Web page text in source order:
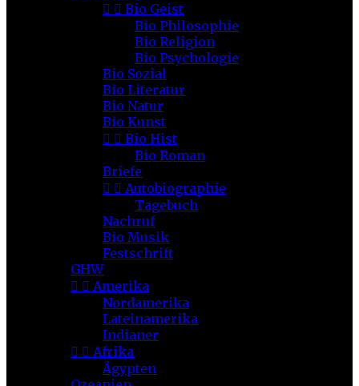
  Bio Geist
Bio Philosophie
Bio Religion
Bio Psychologie
Bio Sozial
Bio Literatur
Bio Natur
Bio Kunst
  Bio Hist
Bio Roman
Briefe
  Autobiographie
Tagebuch
Nachruf
Bio Musik
Festschrift
GHW
  Amerika
Nordamerika
Lateinamerika
Indianer
  Afrika
Ägypten